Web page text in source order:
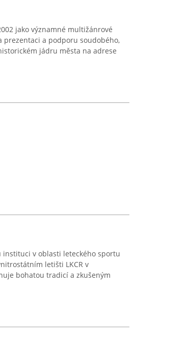
jako významné multižánrové
a podporu soudobého,
jádru města na adrese
v oblasti leteckého sportu
letišti LKCR v
bohatou tradicí a zkušeným